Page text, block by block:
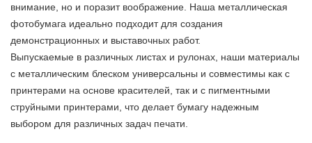
внимание, но и поразит воображение. Наша металлическая
фотобумага идеально подходит для создания
демонстрационных и выставочных работ.
Выпускаемые в различных листах и рулонах, наши материалы
с металлическим блеском универсальны и совместимы как с
принтерами на основе красителей, так и с пигментными
струйными принтерами, что делает бумагу надежным
выбором для различных задач печати.